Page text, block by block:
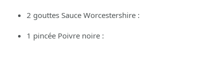
2 gouttes Sauce Worcestershire :
1 pincée Poivre noire :